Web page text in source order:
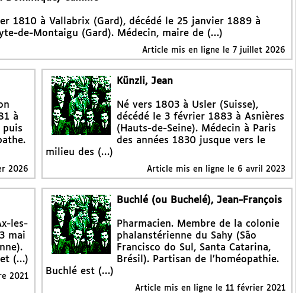
1810 à Vallabrix (Gard), décédé le 25 janvier 1889 à
de-Montaigu (Gard). Médecin, maire de (…)
Article mis en ligne le 7 juillet 2026
à
puis
2026
Künzli, Jean
Né vers 1803 à Usler (Suisse),
décédé le 3 février 1883 à Asnières
(Hauts-de-Seine). Médecin à Paris
des années 1830 jusque vers le
milieu des (…)
Article mis en ligne le 6 avril 2023
les-
mai
et (…)
2021
Buchlé (ou Buchelé), Jean-François
Pharmacien. Membre de la colonie
phalanstérienne du Sahy (São
Francisco do Sul, Santa Catarina,
Brésil). Partisan de l’homéopathie.
Buchlé est (…)
Article mis en ligne le11 février 2021